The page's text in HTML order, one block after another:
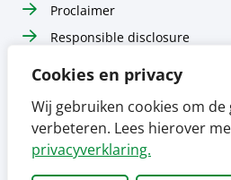
Cookies en privacy
Wij gebruiken cookies om
verbeteren. Lees hierover
privacyverklaring.
Proclaimer
Responsible disclosure
Toegankelijkheid
Volg ons op
Instagram Volg ons op
LinkedIn